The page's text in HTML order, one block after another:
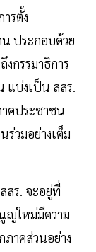
รตั้ง
ประกอบด้วย
กรรมาธิการ
แบ่งเป็น สสร.
คประชาชน
วมอย่างเต็ม
สร. จะอยู่ที่
ญใหม่มีความ
าคส่วนอย่าง